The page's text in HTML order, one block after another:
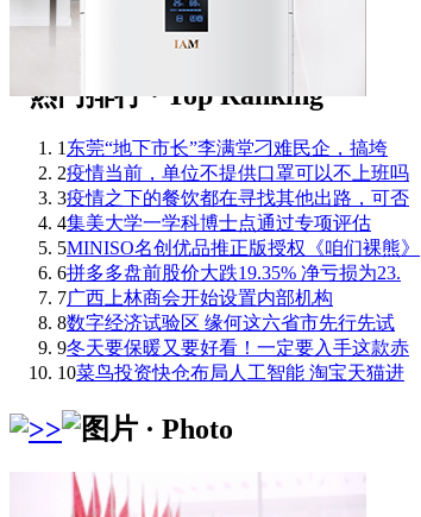
1东莞“地下市长”李满堂刁难民企，搞垮
2疫情当前，单位不提供口罩可以不上班吗
3疫情之下的餐饮都在寻找其他出路，可否
4集美大学一学科博士点通过专项评估
5MINISO名创优品推正版授权《咱们裸熊》
6拼多多盘前股价大跌19.35% 净亏损为23.
7广西上林商会开始设置内部机构
8数字经济试验区 缘何这六省市先行先试
9冬天要保暖又要好看！一定要入手这款赤
10菜鸟投资快仓布局人工智能 淘宝天猫进